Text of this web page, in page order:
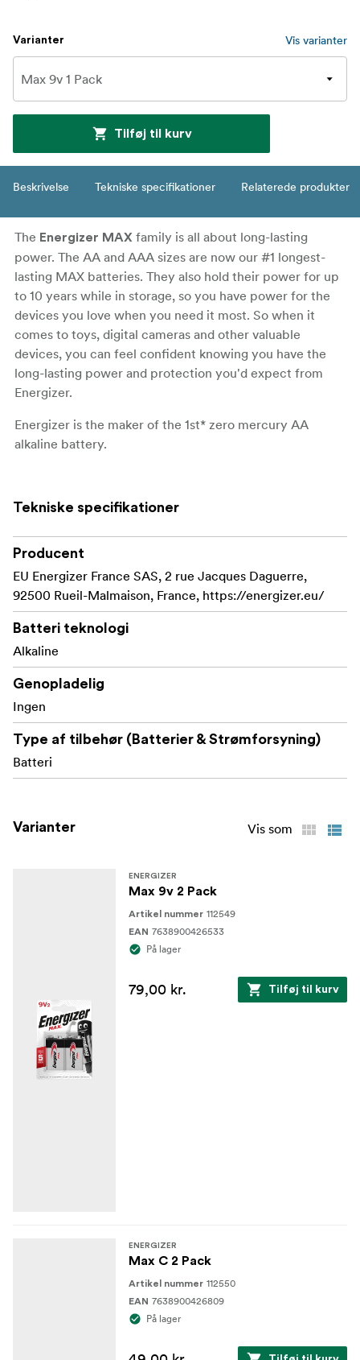
Varianter Vis varianter
Tilføj til kurv
Beskrivelse Tekniske specifikationer Relaterede produkter
The Energizer MAX family is all about long-lasting
power. The AA and AAA sizes are now our #1 longest-
lasting MAX batteries. They also hold their power for up
to 10 years while in storage, so you have power for the
devices you love when you need it most. So when it
comes to toys, digital cameras and other valuable
devices, you can feel confident knowing you have the
long-lasting power and protection you'd expect from
Energizer.
Energizer is the maker of the 1st* zero mercury AA
alkaline battery.
to two years after fully used
Hold power for up to 10 years in storage
From the makers of the world's 1st* Zero Mercury
AA Alkaline Battery: Energizer is an industry leader
in powering people's lives responsibly
*Commercially available since 1991
Tekniske specifikationer
Producent
EU Energizer France SAS, 2 rue Jacques Daguerre,
92500 Rueil-Malmaison, France, https://energizer.eu/
Batteri teknologi
Alkaline
Genopladelig
Ingen
Type af tilbehør (Batterier & Strømforsyning)
Batteri
Varianter Vis som
ENERGIZER
Max 9v 2 Pack
Artikel nummer 112549
EAN 7638900426533
På lager
79,00 kr. Tilføj til kurv
ENERGIZER
Max C 2 Pack
Artikel nummer 112550
EAN 7638900426809
På lager